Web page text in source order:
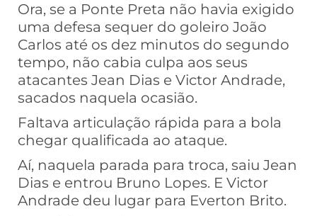
Ora, se a Ponte Preta não havia exigido
uma defesa sequer do goleiro João
Carlos até os dez minutos do segundo
tempo, não cabia culpa aos seus
atacantes Jean Dias e Victor Andrade,
sacados naquela ocasião.
Faltava articulação rápida para a bola
chegar qualificada ao ataque.
Aí, naquela parada para troca, saiu Jean
Dias e entrou Bruno Lopes. E Victor
Andrade deu lugar para Everton Brito.